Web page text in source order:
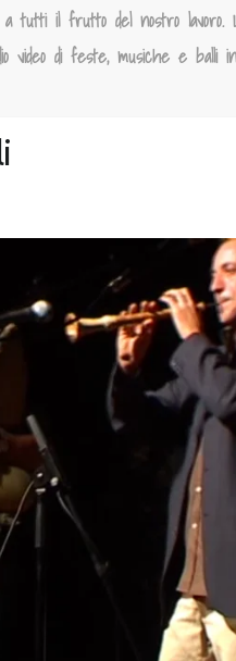
il frutto del nostro lavoro.
video di feste, musiche e